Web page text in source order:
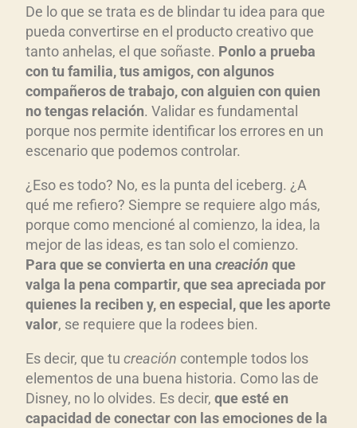
De lo que se trata es de blindar tu idea para que
pueda convertirse en el producto creativo que
tanto anhelas, el que soñaste. Ponlo a prueba
con tu familia, tus amigos, con algunos
compañeros de trabajo, con alguien con quien
no tengas relación. Validar es fundamental
porque nos permite identificar los errores en un
escenario que podemos controlar.
¿Eso es todo? No, es la punta del iceberg. ¿A
qué me refiero? Siempre se requiere algo más,
porque como mencioné al comienzo, la idea, la
mejor de las ideas, es tan solo el comienzo.
Para que se convierta en una creación que
valga la pena compartir, que sea apreciada por
quienes la reciben y, en especial, que les aporte
valor, se requiere que la rodees bien.
Es decir, que tu creación contemple todos los
elementos de una buena historia. Como las de
Disney, no lo olvides. Es decir, que esté en
capacidad de conectar con las emociones de la